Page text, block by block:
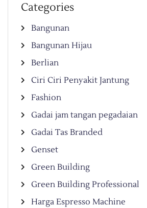
Categories
Bangunan
Bangunan Hijau
Berlian
Ciri Ciri Penyakit Jantung
Fashion
Gadai jam tangan pegadaian
Gadai Tas Branded
Genset
Green Building
Green Building Professional
Harga Espresso Machine